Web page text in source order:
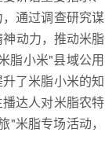
通过调查研究谋
动力，推动米脂
脂小米"县域公用
了米脂小米的知
达人对米脂农特
米脂专场活动，